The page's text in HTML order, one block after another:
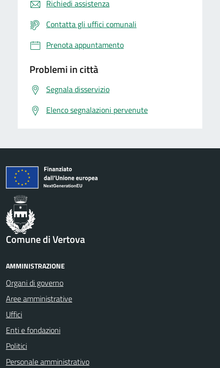
Richiedi assistenza
Contatta gli uffici comunali
Prenota appuntamento
Problemi in città
Segnala disservizio
Elenco segnalazioni pervenute
Comune di Vertova
AMMINISTRAZIONE
Organi di governo
Aree amministrative
Uffici
Enti e fondazioni
Politici
Personale amministrativo